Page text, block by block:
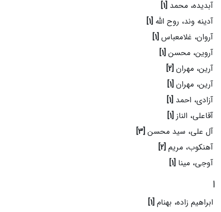
آبدیده، محمد [1]
آدینه وند، روح الله [1]
آروان، غلامعباس [1]
آروین، محسن [1]
آرین، مهران [2]
آرین، مهران [1]
آزادی، احمد [1]
آقاعلی، الناز [1]
آل علی، سید محسن [3]
آهنکوب، مریم [2]
آوجی، مینا [1]
ا
ابراهیم زاده، بهنام [1]